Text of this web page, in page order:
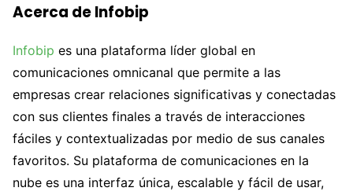
Acerca de Infobip
Infobip es una plataforma líder global en
comunicaciones omnicanal que permite a las
empresas crear relaciones significativas y conectadas
con sus clientes finales a través de interacciones
fáciles y contextualizadas por medio de sus canales
favoritos. Su plataforma de comunicaciones en la
nube es una interfaz única, escalable y fácil de usar,